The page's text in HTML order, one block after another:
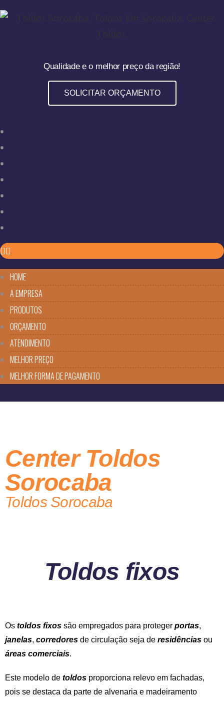
Qualidade e o melhor preço da região!
SOLICITAR ORÇAMENTO
HOME
A EMPRESA
PRODUTOS
ORÇAMENTO
ATENDIMENTO
MELHOR PREÇO
MELHOR FORMA DE PAGAMENTO
Center Toldos
Sorocaba
Toldos Sorocaba
Toldos fixos
Os toldos fixos são empregados para proteger portas,
janelas, corredores de circulação seja de residências ou
áreas comerciais.
Este modelo de toldos proporciona relevo em fachadas,
pois se destaca da parte de alvenaria e madeiramento